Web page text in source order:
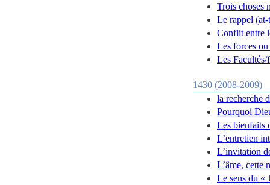
Trois choses
Le rappel
Conflit entre
Les forces
Les Facultés/
1430 (2008-2009)
la recherche
Pourquoi
Les bienfaits
L’entretien
L’invitation
L’âme, cette
Le sens du «